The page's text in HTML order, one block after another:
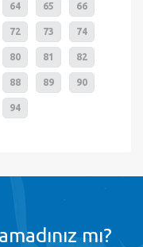
64 65 66
72 73 74
80 81 82
88 89 90
94
mı?